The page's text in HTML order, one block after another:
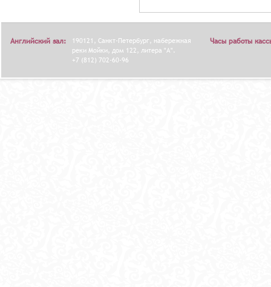
Английский зал:
190121, Санкт-Петербург, набережная
реки Мойки, дом 122, литера "А".
+7 (812) 702-60-96
Часы работы